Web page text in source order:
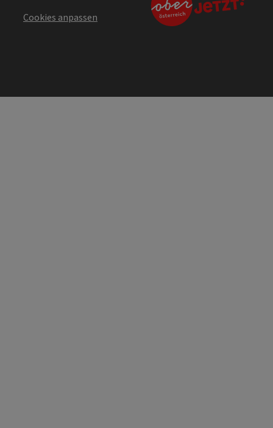
Cookies anpassen